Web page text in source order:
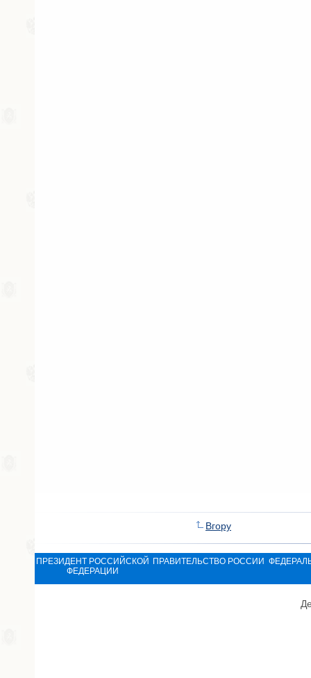
Вгору
ПРЕЗИДЕНТ РОССИЙСКОЙ
ФЕДЕРАЦИИ
ПРАВИТЕЛЬСТВО РОССИИ